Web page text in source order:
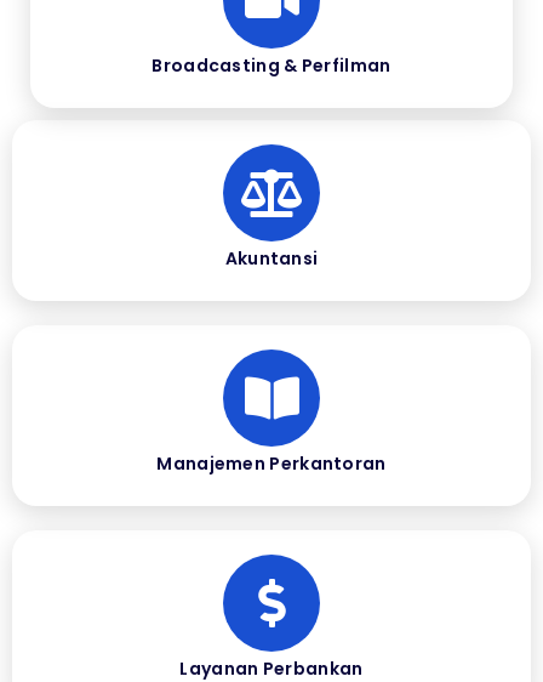
Broadcasting & Perfilman
Akuntansi
Manajemen Perkantoran
Layanan Perbankan